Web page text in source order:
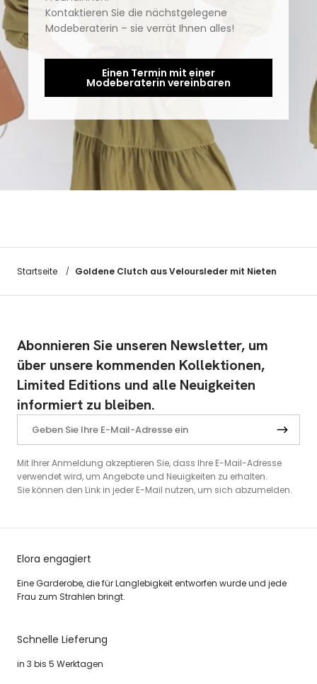
Kontaktieren Sie die nächstgelegene
Modeberaterin – sie verrät Ihnen alles!
Einen Termin mit einer
Modeberaterin vereinbaren
Startseite / Goldene Clutch aus Veloursleder mit Nieten
Abonnieren Sie unseren Newsletter, um
über unsere kommenden Kollektionen,
Limited Editions und alle Neuigkeiten
informiert zu bleiben.
Mit Ihrer Anmeldung akzeptieren Sie, dass Ihre E-Mail-Adresse
verwendet wird, um Angebote und Neuigkeiten zu erhalten.
Sie können den Link in jeder E-Mail nutzen, um sich abzumelden.
Elora engagiert
Eine Garderobe, die für Langlebigkeit entworfen wurde und jede
Frau zum Strahlen bringt.
Schnelle Lieferung
in 3 bis 5 Werktagen